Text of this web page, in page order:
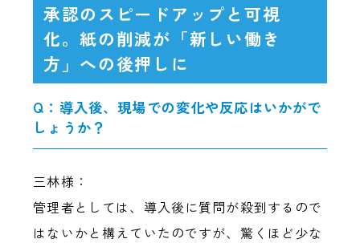
承認のスピードアップと可視
化。紙の削減が「新しい働き
方」への後押しに
Q：導入後、現場での変化や反応はいかがで
しょうか？
三林様：
管理者としては、導入後に質問が殺到するので
はないかと構えていたのですが、驚くほど少な